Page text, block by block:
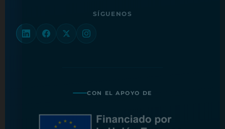
SÍGUENOS
CON EL APOYO DE